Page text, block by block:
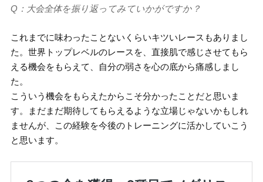
Q：大会全体を振り返ってみていかがですか？
これまでに味わったことないくらいキツいレースもありまし
た。世界トップレベルのレースを、直接肌で感じさせてもら
える機会をもらえて、自分の弱さを心の底から痛感しまし
た。
こういう機会をもらえたからこそ分かったことだと思いま
す。まだまだ期待してもらえるような立場じゃないかもしれ
ませんが、この経験を今後のトレーニングに活かしていこう
と思います。